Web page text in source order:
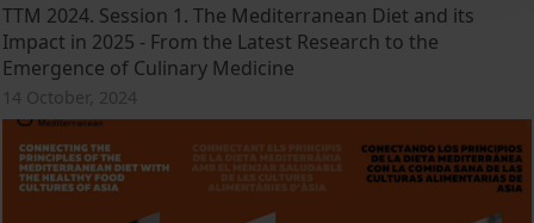
TTM 2024. Session 1. The Mediterranean Diet and its
Impact in 2025 - From the Latest Research to the
Emergence of Culinary Medicine
14 October, 2024